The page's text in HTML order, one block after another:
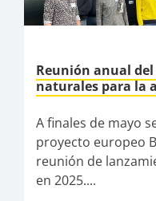
Reunión anual
naturales para la
A finales de mayo
proyecto europeo
reunión de
en 2025....